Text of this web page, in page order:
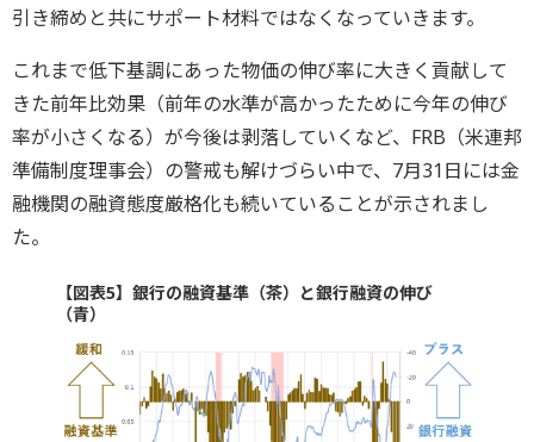
引き締めと共にサポート材料ではなくなっていきます。
これまで低下基調にあった物価の伸び率に大きく貢献して
きた前年比効果（前年の水準が高かったために今年の伸び
率が小さくなる）が今後は剥落していくなど、FRB（米連邦
準備制度理事会）の警戒も解けづらい中で、7月31日には金
融機関の融資態度厳格化も続いていることが示されまし
た。
【図表5】銀行の融資基準（茶）と銀行融資の伸び
（青）